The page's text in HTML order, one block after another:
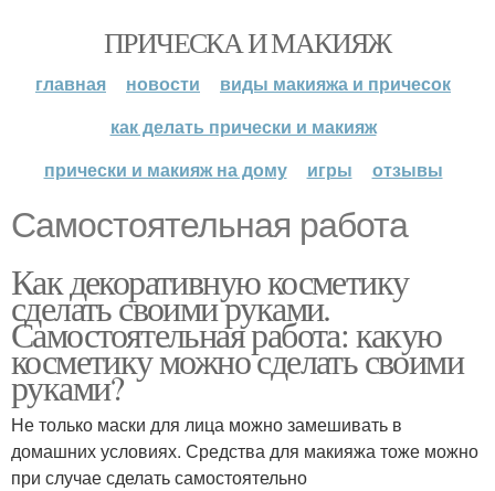
ПРИЧЕСКА И МАКИЯЖ
главная новости
виды макияжа и причесок
как делать прически и макияж
прически и макияж на дому
игры отзывы
Самостоятельная работа
Как декоративную косметику
сделать своими руками.
Самостоятельная работа: какую
косметику можно сделать своими
руками?
Не только маски для лица можно замешивать в
домашних условиях. Средства для макияжа тоже можно
при случае сделать самостоятельно